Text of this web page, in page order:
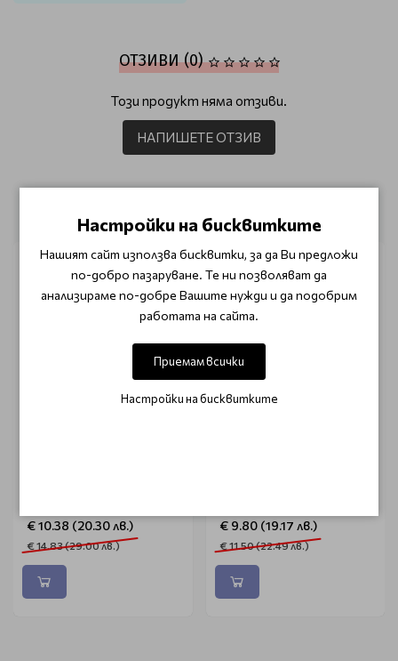
ОТЗИВИ (0)
Този продукт няма отзиви.
НАПИШЕТЕ ОТЗИВ
€ 10.38 (20.30 лв.)
€ 14.83 (29.00 лв.)
€ 9.80 (19.17 лв.)
€ 11.50 (22.49 лв.)
Настройки на бисквитките
Нашият сайт използва бисквитки, за да Ви предложи
по-добро пазаруване. Те ни позволяват да
анализираме по-добре Вашите нужди и да подобрим
работата на сайта.
Приемам всички
Настройки на бисквитките